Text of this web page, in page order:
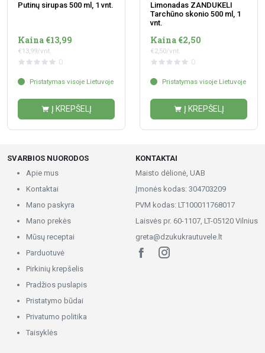
Putinų sirupas 500 ml, 1 vnt.
Kaina €13,99
€13,99/vnt.
0
Pristatymas visoje Lietuvoje
Į KREPŠELĮ
Limonadas ZANDUKELI
Tarchūno skonio 500 ml, 1
vnt.
Kaina €2,50
€2,50/vnt.
0
Pristatymas visoje Lietuvoje
Į KREPŠELĮ
SVARBIOS NUORODOS
Apie mus
Kontaktai
Mano paskyra
Mano prekės
Mūsų receptai
Parduotuvė
Pirkinių krepšelis
Pradžios puslapis
Pristatymo būdai
Privatumo politika
Taisyklės
KONTAKTAI
Maisto dėlionė, UAB
Įmonės kodas: 304703209
PVM kodas: LT100011768017
Laisvės pr. 60-1107, LT-05120 Vilnius
greta@dzukukrautuvele.lt